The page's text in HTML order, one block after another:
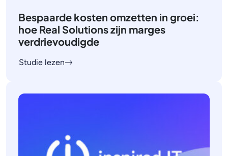
Bespaarde kosten omzetten in groei:
hoe Real Solutions zijn marges
verdrievoudigde
Studie lezen